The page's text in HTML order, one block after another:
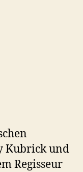
Kubrick und
Regisseur